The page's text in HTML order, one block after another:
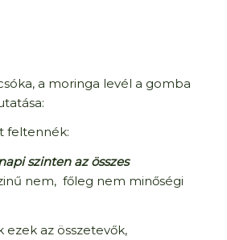
a moringa levél a gomba
feltennék:
szinten az összes
nem, főleg nem minőségi
ezek az összetevők,